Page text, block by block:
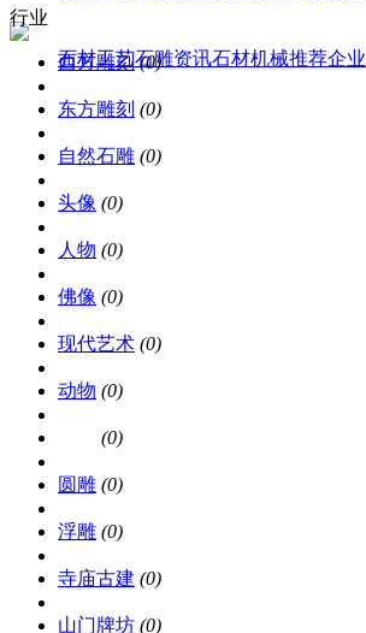
石材工艺石雕资讯石材机械推荐企业
行业
西方雕刻 (0)
东方雕刻 (0)
自然石雕 (0)
头像 (0)
人物 (0)
佛像 (0)
现代艺术 (0)
动物 (0)
(0)
圆雕 (0)
浮雕 (0)
寺庙古建 (0)
山门牌坊 (0)